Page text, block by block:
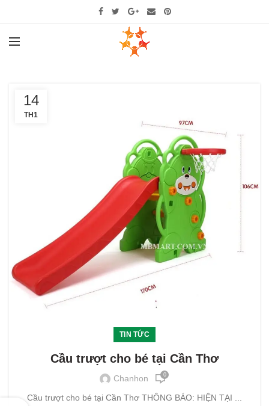
14
TH1
TIN TỨC
Cầu trượt cho bé tại Cần Thơ
Chanhon 0
Cầu trượt cho bé tại Cần Thơ THÔNG BÁO: HIỆN TẠI ...